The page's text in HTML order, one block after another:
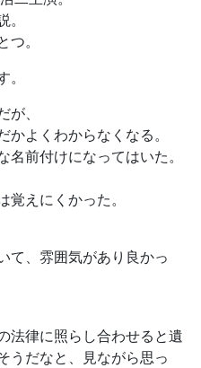
。
、
よくわからなくなる。
前付けになってはいた。
えにくかった。
て、雰囲気があり良かっ
法律に照らし合わせると遺
うだなと、見ながら思っ